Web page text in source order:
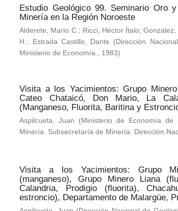
Estudio Geológico 99. Seminario Oro
Minería en la Región Noroeste
Alderete, Mario C.; Ricci, Héctor Ítalo; González,
H.; Estrada Castillo, Dante (Dirección
Ministerio de Economía., 1983)
Visita a los Yacimientos: Grupo
Cateo Chataicó, Don Mario, La
(Manganeso, Fluorita, Baritina y
Aspilcueta, Juan (Ministerio de Economía
Minería. Subsecretaría de Minería. Dirección
Visita a los Yacimientos: Grupo
(manganeso), Grupo Minero Liana
Calandria, Prodigio (fluorita),
estroncio), Departamento de Malargüe,